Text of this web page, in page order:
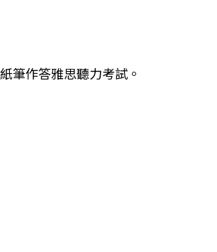
筆作答雅思聽力考試。